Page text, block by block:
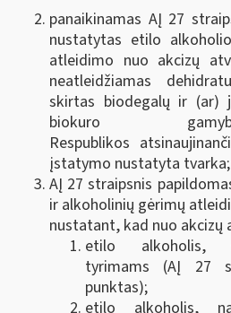
panaikinamas AĮ 27
nustatytas etilo
atleidimo nuo akcizų
neatleidžiamas
skirtas biodegalų ir (ar)
biokuro
Respublikos
įstatymo nustatyta tvarka;
AĮ 27 straipsnis
ir alkoholinių gėrimų
nustatant, kad nuo akcizų
etilo alkoholis,
tyrimams (AĮ 27
punktas);
etilo alkoholis,